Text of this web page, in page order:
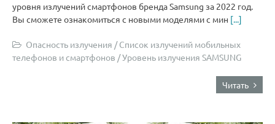
уровня излучений смартфонов бренда Samsung за 2022 год.
Вы сможете ознакомиться с новыми моделями с мин [...]
Опасность излучения /Список излучений мобильных
телефонов и смартфонов /Уровень излучения SAMSUNG
Читать